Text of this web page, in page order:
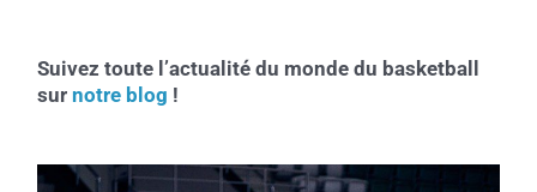
Suivez toute l’actualité du monde du basketball
surnotre blog !